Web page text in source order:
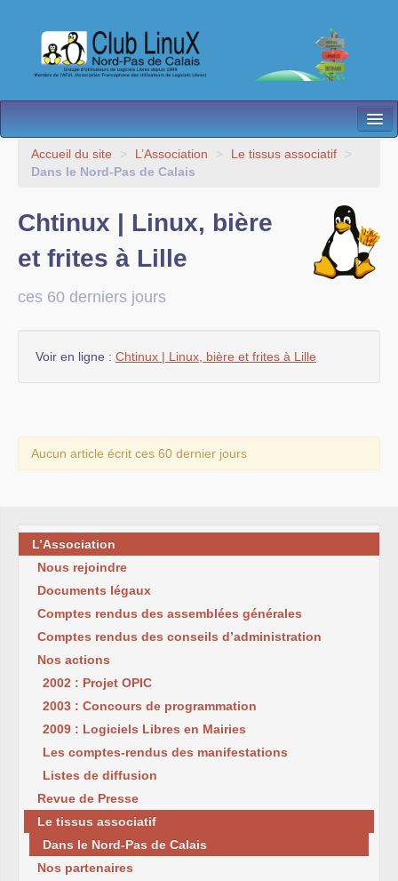
L’Association
Besoin d’Aide ?
Contact
Les antennes
Accueil du site > L’Association > Le tissus associatif
>
Dans le Nord-Pas de Calais
Chtinux | Linux, bière
et frites à Lille
ces 60 derniers jours
Voir en ligne : Chtinux | Linux, bière et frites à Lille
Aucun article écrit ces 60 dernier jours
L’Association
Nous rejoindre
Documents légaux
Comptes rendus des assemblées générales
Comptes rendus des conseils d’administration
Nos actions
2002 : Projet OPIC
2003 : Concours de programmation
2009 : Logiciels Libres en Mairies
Les comptes-rendus des manifestations
Listes de diffusion
Revue de Presse
Le tissus associatif
Dans le Nord-Pas de Calais
Nos partenaires